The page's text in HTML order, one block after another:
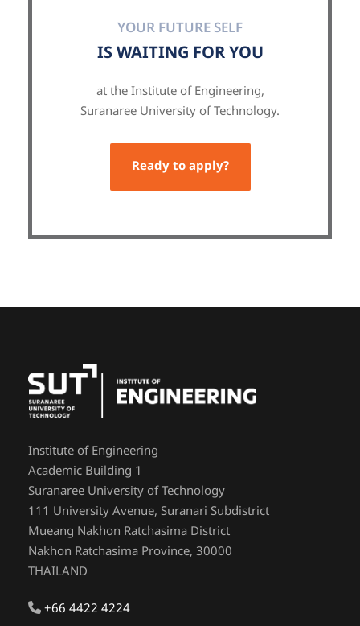
YOUR FUTURE SELF
IS WAITING FOR YOU
at the Institute of Engineering,
Suranaree University of Technology.
Ready to apply?
Institute of Engineering
Academic Building 1
Suranaree University of Technology
111 University Avenue, Suranari Subdistrict
Mueang Nakhon Ratchasima District
Nakhon Ratchasima Province, 30000
THAILAND
+66 4422 4224